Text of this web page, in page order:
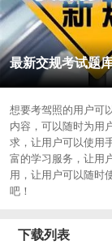
最新交规考试题
想要考驾照的用户可
内容，可以随时为用
求，让用户可以使用
富的学习服务，让用
用，让用户可以随时
吧！
下载列表